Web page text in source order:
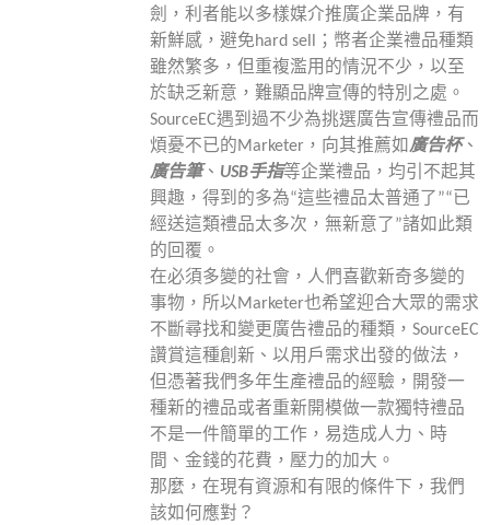
劍，利者能以多樣媒介推廣企業品牌，有
新鮮感，避免hard sell；幣者企業禮品種類
雖然繁多，但重複濫用的情況不少，以至
於缺乏新意，難顯品牌宣傳的特別之處。
SourceEC遇到過不少為挑選廣告宣傳禮品而
煩憂不已的Marketer，向其推薦如廣告杯、
廣告筆、 USB手指等企業禮品，均引不起其
興趣，得到的多為“這些禮品太普通了”“已
經送這類禮品太多次，無新意了”諸如此類
的回覆。
在必須多變的社會，人們喜歡新奇多變的
事物，所以Marketer也希望迎合大眾的需求
不斷尋找和變更廣告禮品的種類，SourceEC
讚賞這種創新、以用戶需求出發的做法，
但憑著我們多年生產禮品的經驗，開發一
種新的禮品或者重新開模做一款獨特禮品
不是一件簡單的工作，易造成人力、時
間、金錢的花費，壓力的加大。
那麼，在現有資源和有限的條件下，我們
該如何應對？